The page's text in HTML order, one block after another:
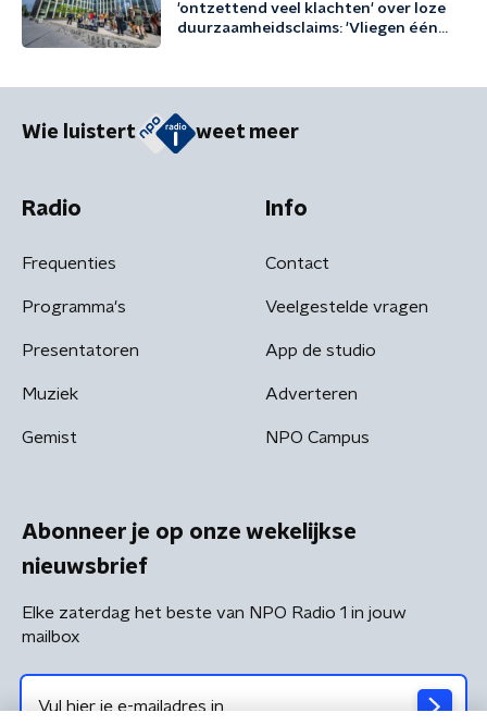
'ontzettend veel klachten' over loze
duurzaamheidsclaims: 'Vliegen één
Wie luistert weet meer
Radio
Frequenties
Programma's
Presentatoren
Muziek
Gemist
Info
Contact
Veelgestelde vragen
App de studio
Adverteren
NPO Campus
Abonneer je op onze wekelijkse
nieuwsbrief
Elke zaterdag het beste van NPO Radio 1 in jouw
mailbox